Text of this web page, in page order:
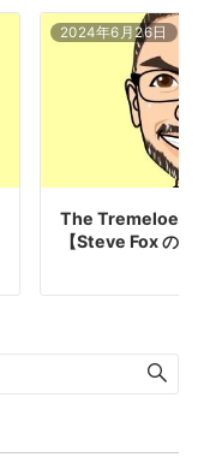
2024年6月26日
The Tremeloes:
【Steve Fox の